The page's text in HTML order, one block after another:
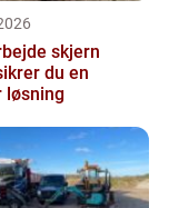
skjern
du en
løsning